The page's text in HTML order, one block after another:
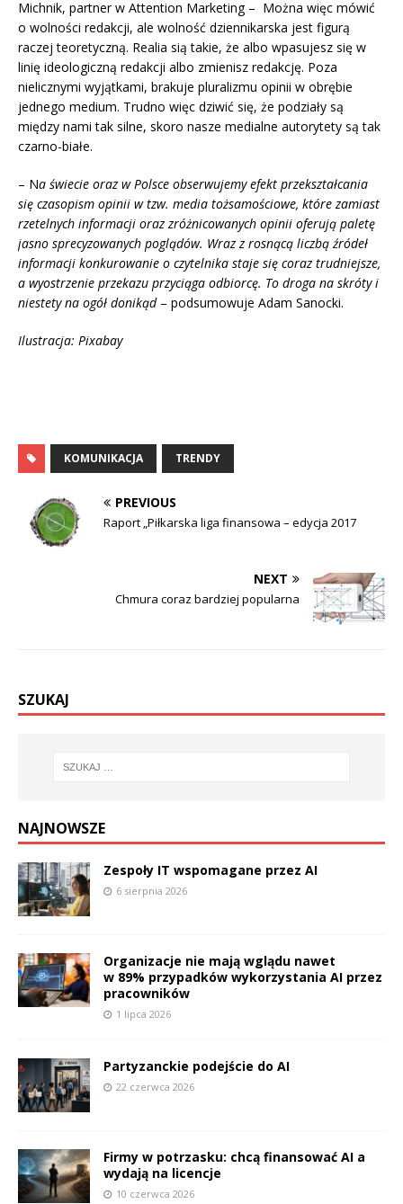
Michnik, partner w Attention Marketing – Można więc mówić
o wolności redakcji, ale wolność dziennikarska jest figurą
raczej teoretyczną. Realia sią takie, że albo wpasujesz się w
linię ideologiczną redakcji albo zmienisz redakcję. Poza
nielicznymi wyjątkami, brakuje pluralizmu opinii w obrębie
jednego medium. Trudno więc dziwić się, że podziały są
między nami tak silne, skoro nasze medialne autorytety są tak
czarno-białe.
– Na świecie oraz w Polsce obserwujemy efekt przekształcania
się czasopism opinii w tzw. media tożsamościowe, które zamiast
rzetelnych informacji oraz zróżnicowanych opinii oferują paletę
jasno sprecyzowanych poglądów. Wraz z rosnącą liczbą źródeł
informacji konkurowanie o czytelnika staje się coraz trudniejsze,
a wyostrzenie przekazu przyciąga odbiorcę. To droga na skróty i
niestety na ogół donikąd – podsumowuje Adam Sanocki.
Ilustracja: Pixabay
KOMUNIKACJA TRENDY
PREVIOUS
Raport „Piłkarska liga finansowa – edycja 2017
NEXT
Chmura coraz bardziej popularna
SZUKAJ
NAJNOWSZE
Zespoły IT wspomagane przez AI
6 sierpnia 2026
Organizacje nie mają wglądu nawet
w 89% przypadków wykorzystania AI przez
pracowników
1 lipca 2026
Partyzanckie podejście do AI
22 czerwca 2026
Firmy w potrzasku: chcą finansować AI a
wydają na licencje
10 czerwca 2026